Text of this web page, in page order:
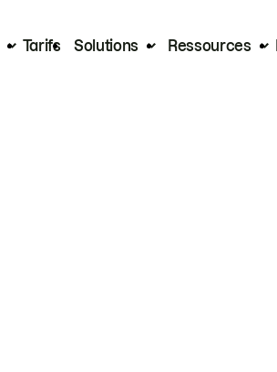
Tarifs Solutions Ressources